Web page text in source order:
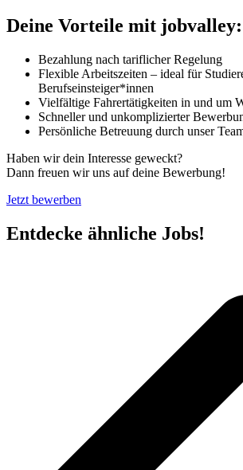
Deine Vorteile mit jobvalley:
Bezahlung nach tariflicher Regelung
Flexible Arbeitszeiten – ideal für
Berufseinsteiger*innen
Vielfältige Fahrertätigkeiten in und um
Schneller und unkomplizierter
Persönliche Betreuung durch unser
Haben wir dein Interesse geweckt?
Dann freuen wir uns auf deine Bewerbung!
Jetzt bewerben
Entdecke ähnliche Jobs!